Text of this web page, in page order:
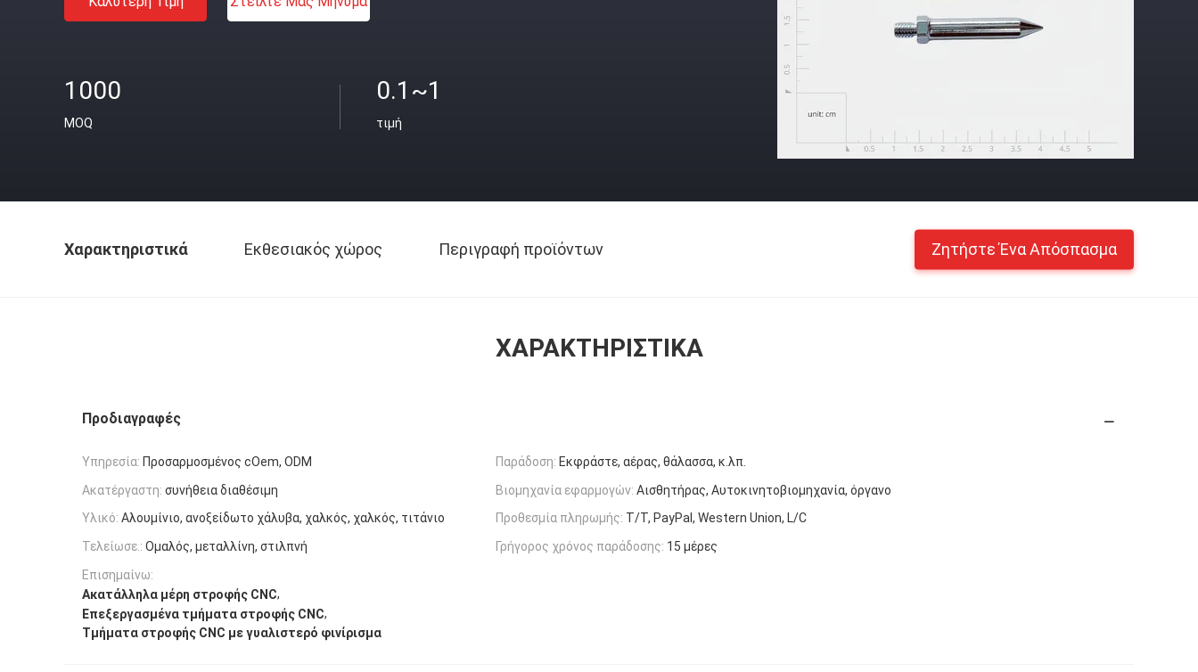
1000
MOQ
0.1~1
τιμή
Χαρακτηριστικά Εκθεσιακός χώρος Περιγραφή προϊόντων Ζητήστε Ένα Απόσπασμα
ΧΑΡΑΚΤΗΡΙΣΤΙΚΆ
Προδιαγραφές
Υπηρεσία: Προσαρμοσμένος cOem, ODM Παράδοση: Εκφράστε, αέρας, θάλασσα, κ.λπ.
Ακατέργαστη: συνήθεια διαθέσιμη Βιομηχανία εφαρμογών: Αισθητήρας, Αυτοκινητοβιομηχανία, όργανο
Υλικό: Αλουμίνιο, ανοξείδωτο χάλυβα, χαλκός, χαλκός, τιτάνιο Προθεσμία πληρωμής: T/T, PayPal, Western Union, L/C
Τελείωσε.: Ομαλός, μεταλλίνη, στιλπνή Γρήγορος χρόνος παράδοσης: 15 μέρες
Επισημαίνω:
Ακατάλληλα μέρη στροφής CNC,
Επεξεργασμένα τμήματα στροφής CNC,
Τμήματα στροφής CNC με γυαλιστερό φινίρισμα